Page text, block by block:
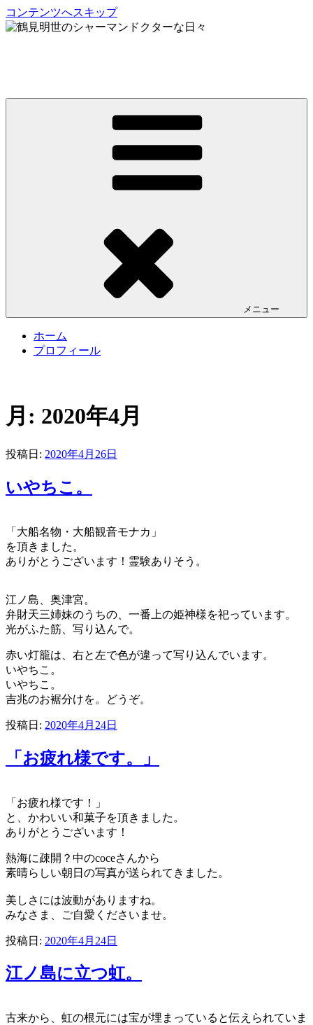
コンテンツへスキップ
メニュー
ホーム
プロフィール
月: 2020年4月
投稿日: 2020年4月26日
いやちこ。
「大船名物・大船観音モナカ」
を頂きました。
ありがとうございます！霊験ありそう。
江ノ島、奥津宮。
弁財天三姉妹のうちの、一番上の姫神様を祀っています。
光がふた筋、写り込んで。
赤い灯籠は、右と左で色が違って写り込んでいます。
いやちこ。
いやちこ。
吉兆のお裾分けを。どうぞ。
投稿日: 2020年4月24日
「お疲れ様です。」
「お疲れ様です！」
と、かわいい和菓子を頂きました。
ありがとうございます！
熱海に疎開？中のcoceさんから
素晴らしい朝日の写真が送られてきました。
美しさには波動がありますね。
みなさま、ご自愛くださいませ。
投稿日: 2020年4月24日
江ノ島に立つ虹。
古来から、虹の根元には宝が埋まっていると伝えられていま